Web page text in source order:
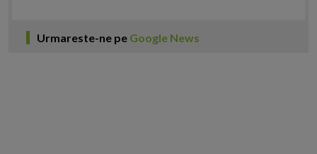
Urmareste-ne pe Google News